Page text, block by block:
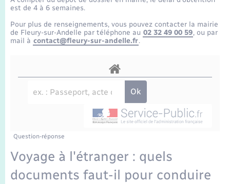
Etat-civil - Papiers - Citoyenneté
Mariage – PACS
Recensement
Loisirs
Organisation d’événement
Transports scolaires
Travaux - Autorisation d’occupation de l’espace
public
Compétences
Présentation de la commune
La Communauté de communes
est de 4 à 6 semaines.
Pour plus de renseignements, vous pouvez contacter la mairie
de Fleury-sur-Andelle par téléphone au 02 32 49 00 59, ou par
mail à contact@fleury-sur-andelle.fr.
Question-réponse
Voyage à l'étranger : quels
documents faut-il pour conduire